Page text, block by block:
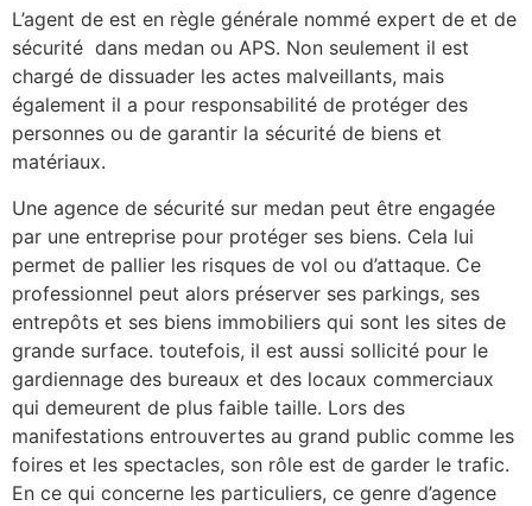
L’agent de est en règle générale nommé expert de et de
sécurité dans medan ou APS. Non seulement il est
chargé de dissuader les actes malveillants, mais
également il a pour responsabilité de protéger des
personnes ou de garantir la sécurité de biens et
matériaux.
Une agence de sécurité sur medan peut être engagée
par une entreprise pour protéger ses biens. Cela lui
permet de pallier les risques de vol ou d’attaque. Ce
professionnel peut alors préserver ses parkings, ses
entrepôts et ses biens immobiliers qui sont les sites de
grande surface. toutefois, il est aussi sollicité pour le
gardiennage des bureaux et des locaux commerciaux
qui demeurent de plus faible taille. Lors des
manifestations entrouvertes au grand public comme les
foires et les spectacles, son rôle est de garder le trafic.
En ce qui concerne les particuliers, ce genre d’agence